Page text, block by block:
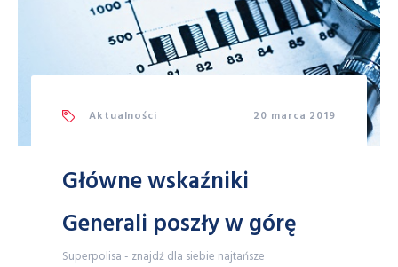
Aktualności 20 marca 2019
Główne wskaźniki
Generali poszły w górę
Superpolisa - znajdź dla siebie najtańsze